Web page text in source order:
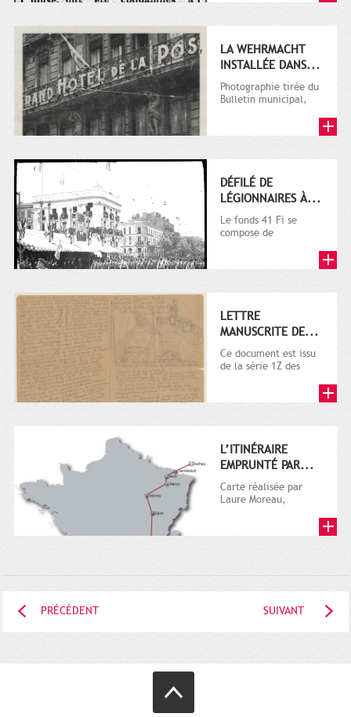
LA WEHRMACHT
INSTALLÉE DANS...
Photographie tirée du
Bulletin municipal,
d’octobre 1944, p. 21.
Le...
DÉFILÉ DE
LÉGIONNAIRES À...
Le fonds 41 Fi se
compose de
LETTRE
MANUSCRITE DE...
Ce document est issu
de la série 1Z des
L’ITINÉRAIRE
EMPRUNTÉ PAR...
Carte réalisée par
Laure Moreau,
PRÉCÉDENT SUIVANT